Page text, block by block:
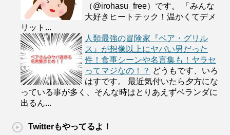
（@irohasu_free）です。 「みんな
大好きヒートテック！温かくてデメ
リット...
人類最強の冒険家『ベア・グリル
ス』が想像以上にヤバい男だった
件！食事シーンや名言集も！ヤラセ
ってマジなの！？ どうもです、いろ
はすです。 最近気付いたら夕方にな
っている事が多く、そんな時はとりあえずベランダに
出るん...
Twitterもやってるよ！